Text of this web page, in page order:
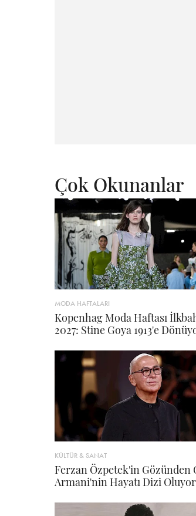
Çok Okunanlar
MODA HAFTALARI
Kopenhag Moda Haftası
2027: Stine Goya 1913'e
KÜLTÜR & SANAT
Ferzan Özpetek'in Gözünden
Armani'nin Hayatı Dizi Oluyor